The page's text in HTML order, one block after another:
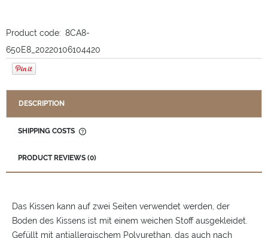
Product code: 8CA8-
650E8_20220106104420
DESCRIPTION
SHIPPING COSTS
PRODUCT REVIEWS (0)
Das Kissen kann auf zwei Seiten verwendet werden, der
Boden des Kissens ist mit einem weichen Stoff ausgekleidet.
Gefüllt mit antiallergischem Polyurethan, das auch nach